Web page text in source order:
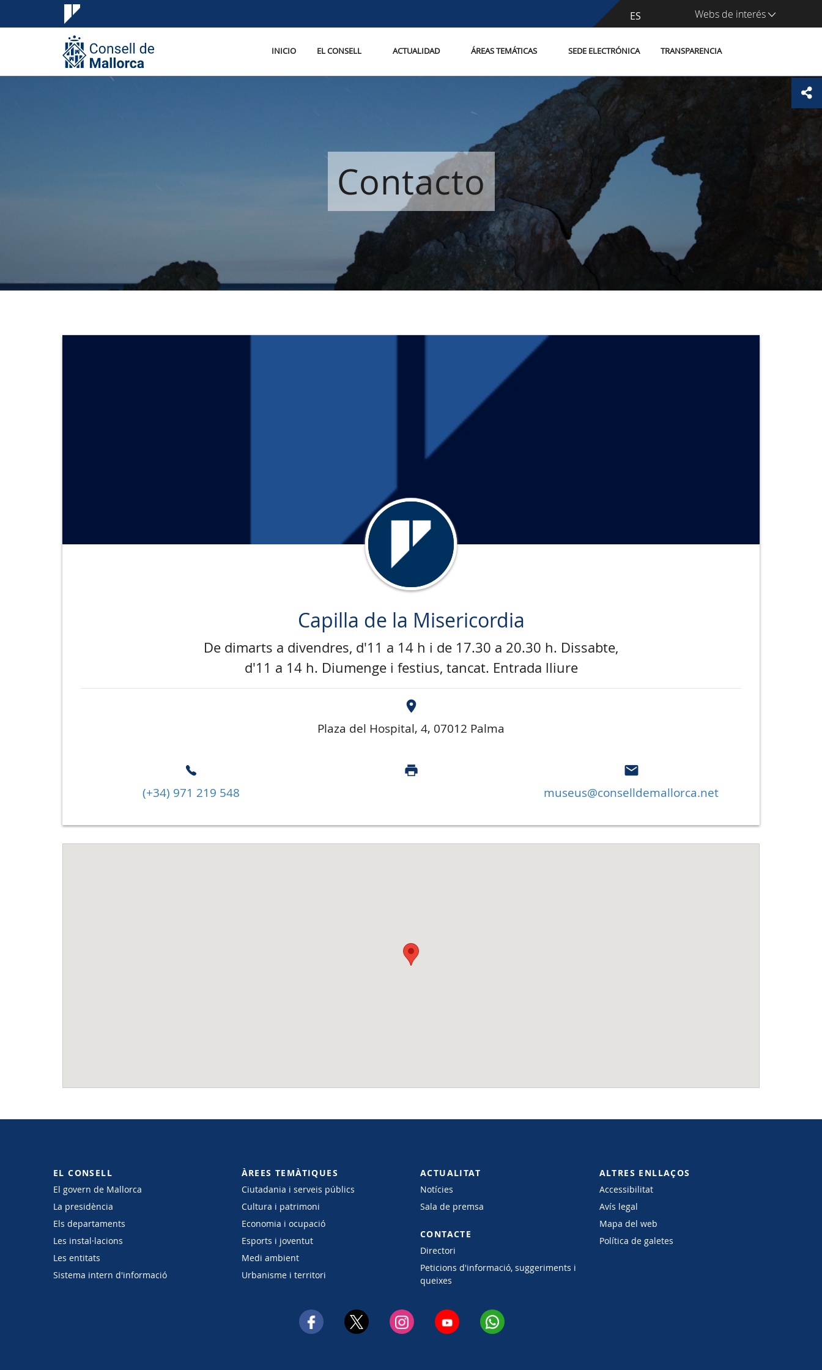
ES
CA Webs de interés
INICIO EL CONSELL ACTUALIDAD ÁREAS TEMÁTICAS SEDE ELECTRÓNICA TRANSPARENCIA
Contacto
Capilla de la Misericordia
De dimarts a divendres, d'11 a 14 h i de 17.30 a 20.30 h. Dissabte,
d'11 a 14 h. Diumenge i festius, tancat. Entrada lliure
Plaza del Hospital, 4, 07012 Palma
(+34) 971 219 548 museus@conselldemallorca.net
EL CONSELL
El govern de Mallorca
La presidència
Els departaments
Les instal·lacions
Les entitats
Sistema intern d'informació
ÀREES TEMÀTIQUES
Ciutadania i serveis públics
Cultura i patrimoni
Economia i ocupació
Esports i joventut
Medi ambient
Urbanisme i territori
ACTUALITAT
Notícies
Sala de premsa
CONTACTE
Directori
Peticions d'informació, suggeriments i
queixes
ALTRES ENLLAÇOS
Accessibilitat
Avís legal
Mapa del web
Política de galetes